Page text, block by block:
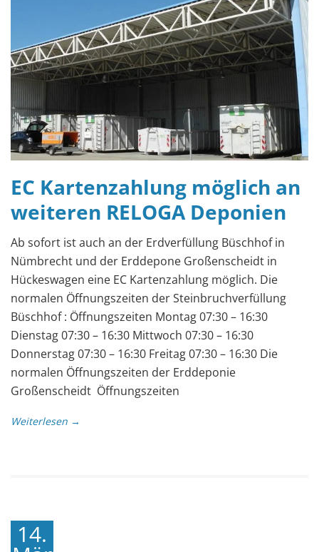
EC Kartenzahlung möglich an
weiteren RELOGA Deponien
Ab sofort ist auch an der Erdverfüllung Büschhof in
Nümbrecht und der Erddepone Großenscheidt in
Hückeswagen eine EC Kartenzahlung möglich. Die
normalen Öffnungszeiten der Steinbruchverfüllung
Büschhof : Öffnungszeiten Montag 07:30 – 16:30
Dienstag 07:30 – 16:30 Mittwoch 07:30 – 16:30
Donnerstag 07:30 – 16:30 Freitag 07:30 – 16:30 Die
normalen Öffnungszeiten der Erddeponie
Großenscheidt Öffnungszeiten
Weiterlesen →
14.